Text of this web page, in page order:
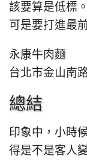
該要算是低標
可是要打進最
永康牛肉麵
台北市金山南
總結
印象中，小時
得是不是客人